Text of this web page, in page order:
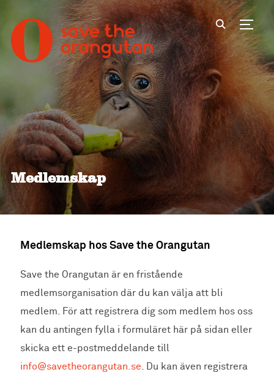
Medlemskap
Medlemskap hos Save the Orangutan
Save the Orangutan är en fristående
medlemsorganisation där du kan välja att bli
medlem. För att registrera dig som medlem hos oss
kan du antingen fylla i formuläret här på sidan eller
skicka ett e-postmeddelande till
info@savetheorangutan.se . Du kan även registrera